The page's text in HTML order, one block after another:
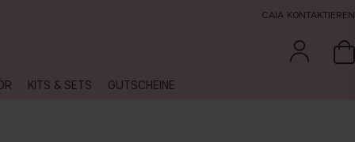
CAIA KONTAKTIEREN
KITS & SETS GUTSCHEINE